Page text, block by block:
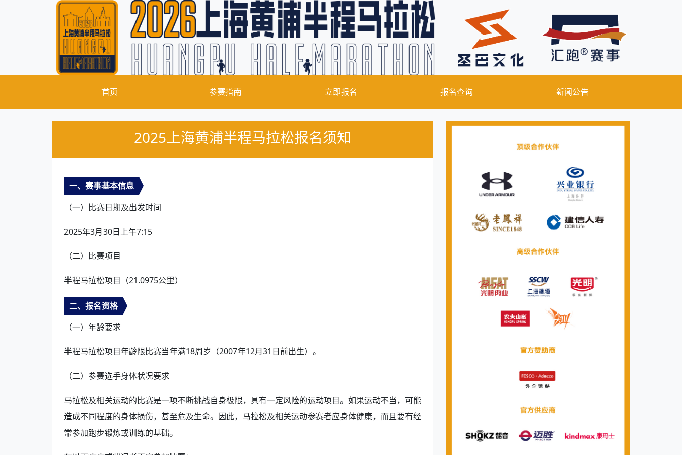
首页 参赛指南 立即报名 报名查询 新闻公告
2025上海黄浦半程马拉松报名须知
一、赛事基本信息
（一）比赛日期及出发时间
2025年3月30日上午7:15
（二）比赛项目
半程马拉松项目（21.0975公里）
二、报名资格
（一）年龄要求
半程马拉松项目年龄限比赛当年满18周岁（2007年12月31日前出生）。
（二）参赛选手身体状况要求
马拉松及相关运动的比赛是一项不断挑战自身极限，具有一定风险的运动项目。如果运动不当，可能
造成不同程度的身体损伤，甚至危及生命。因此，马拉松及相关运动参赛者应身体健康，而且要有经
常参加跑步锻炼或训练的基础。